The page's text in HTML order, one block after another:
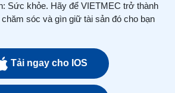
Sức khỏe. Hãy để VIETMEC trở thành
sóc và gìn giữ tài sản đó cho bạn
Tải ngay cho IOS